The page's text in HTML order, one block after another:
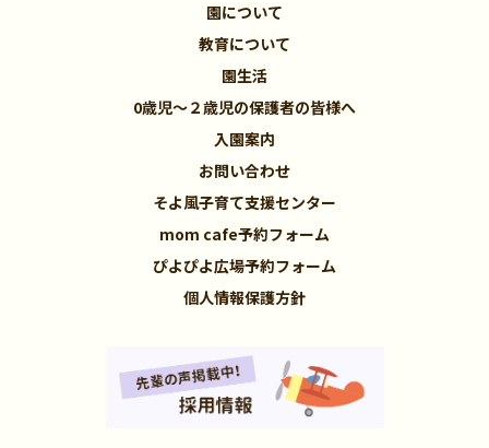
園について
教育について
園生活
0歳児～２歳児の保護者の皆様へ
入園案内
お問い合わせ
そよ風子育て支援センター
mom cafe予約フォーム
ぴよぴよ広場予約フォーム
個人情報保護方針